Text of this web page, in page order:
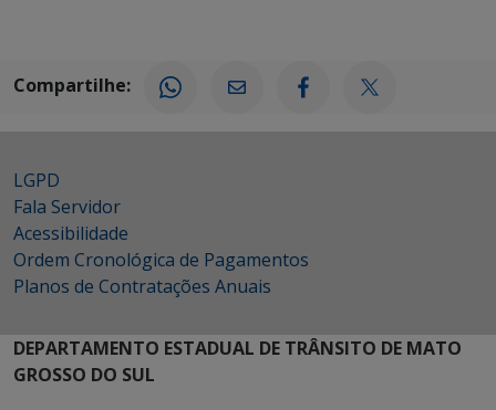
Compartilhe:
LGPD
Fala Servidor
Acessibilidade
Ordem Cronológica de Pagamentos
Planos de Contratações Anuais
DEPARTAMENTO ESTADUAL DE TRÂNSITO DE MATO
GROSSO DO SUL